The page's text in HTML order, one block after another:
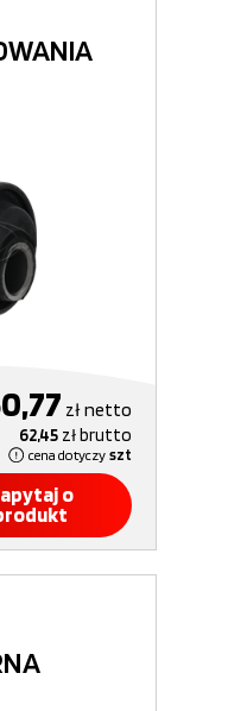
złnetto
62,45 złbrutto
cena dotyczy szt
o